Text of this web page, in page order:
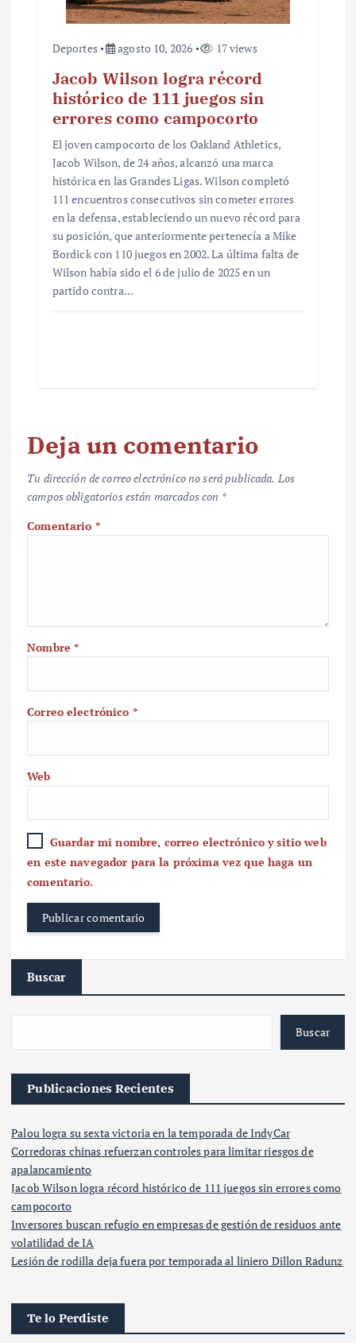
Deportes agosto 10, 2026 17 views
Jacob Wilson logra récord
histórico de 111 juegos sin
errores como campocorto
El joven campocorto de los Oakland Athletics,
Jacob Wilson, de 24 años, alcanzó una marca
histórica en las Grandes Ligas. Wilson completó
111 encuentros consecutivos sin cometer errores
en la defensa, estableciendo un nuevo récord para
su posición, que anteriormente pertenecía a Mike
Bordick con 110 juegos en 2002. La última falta de
Wilson había sido el 6 de julio de 2025 en un
partido contra…
Deja un comentario
Tu dirección de correo electrónico no será publicada. Los
campos obligatorios están marcados con *
Comentario *
Nombre*
Correo electrónico *
Web
Guardar mi nombre, correo electrónico y sitio web
en este navegador para la próxima vez que haga un
comentario.
Buscar
Buscar
Publicaciones Recientes
Palou logra su sexta victoria en la temporada de IndyCar
Corredoras chinas refuerzan controles para limitar riesgos de
apalancamiento
Jacob Wilson logra récord histórico de 111 juegos sin errores como
campocorto
Inversores buscan refugio en empresas de gestión de residuos ante
volatilidad de IA
Lesión de rodilla deja fuera por temporada al liniero Dillon Radunz
Te lo Perdiste